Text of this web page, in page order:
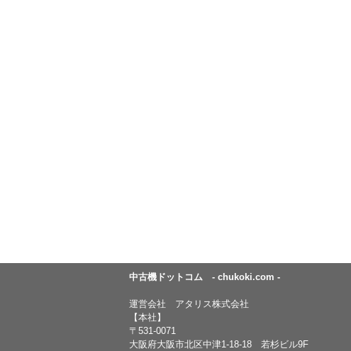
中古機ドットコム - chukoki.com -
運営会社 アタリス株式会社
【本社】
〒531-0071
大阪府大阪市北区中津1-18-18 若杉ビル9F